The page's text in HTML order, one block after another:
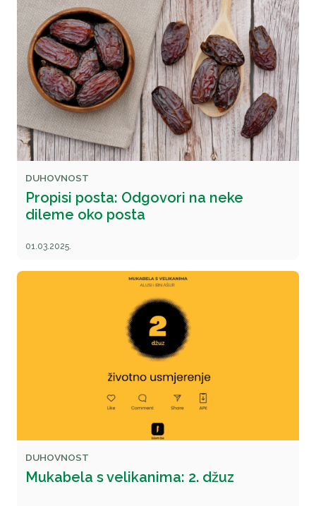
DUHOVNOST
Propisi posta: Odgovori na neke
dileme oko posta
01.03.2025.
DUHOVNOST
Mukabela s velikanima: 2. džuz